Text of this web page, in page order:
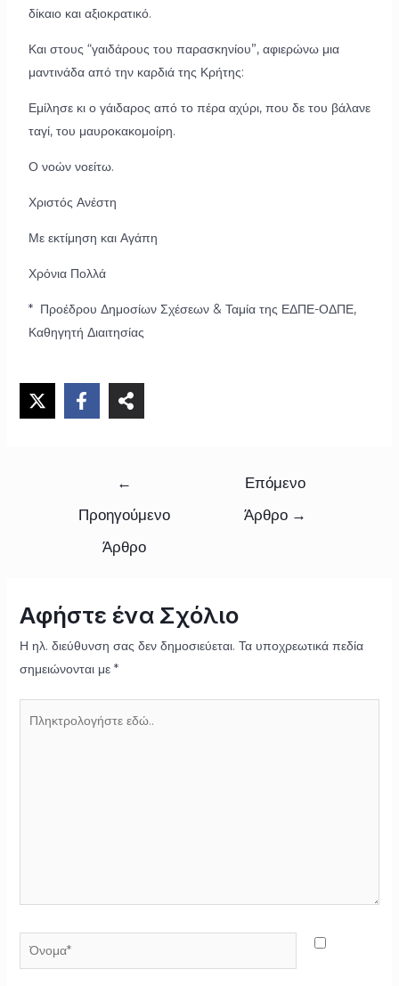
δίκαιο και αξιοκρατικό.
Και στους “γαιδάρους του παρασκηνίου”, αφιερώνω μια
μαντινάδα από την καρδιά της Κρήτης:
Εμίλησε κι ο γάιδαρος από το πέρα αχύρι, που δε του βάλανε
ταγί, του μαυροκακομοίρη.
Ο νοών νοείτω.
Χριστός Ανέστη
Με εκτίμηση και Αγάπη
Χρόνια Πολλά
* Προέδρου Δημοσίων Σχέσεων & Ταμία της ΕΔΠΕ-ΟΔΠΕ,
Καθηγητή Διαιτησίας
←
Προηγούμενο
Άρθρο
Επόμενο
Άρθρο →
Αφήστε ένα Σχόλιο
Η ηλ. διεύθυνση σας δεν δημοσιεύεται. Τα υποχρεωτικά πεδία
σημειώνονται με *
Όνομα*